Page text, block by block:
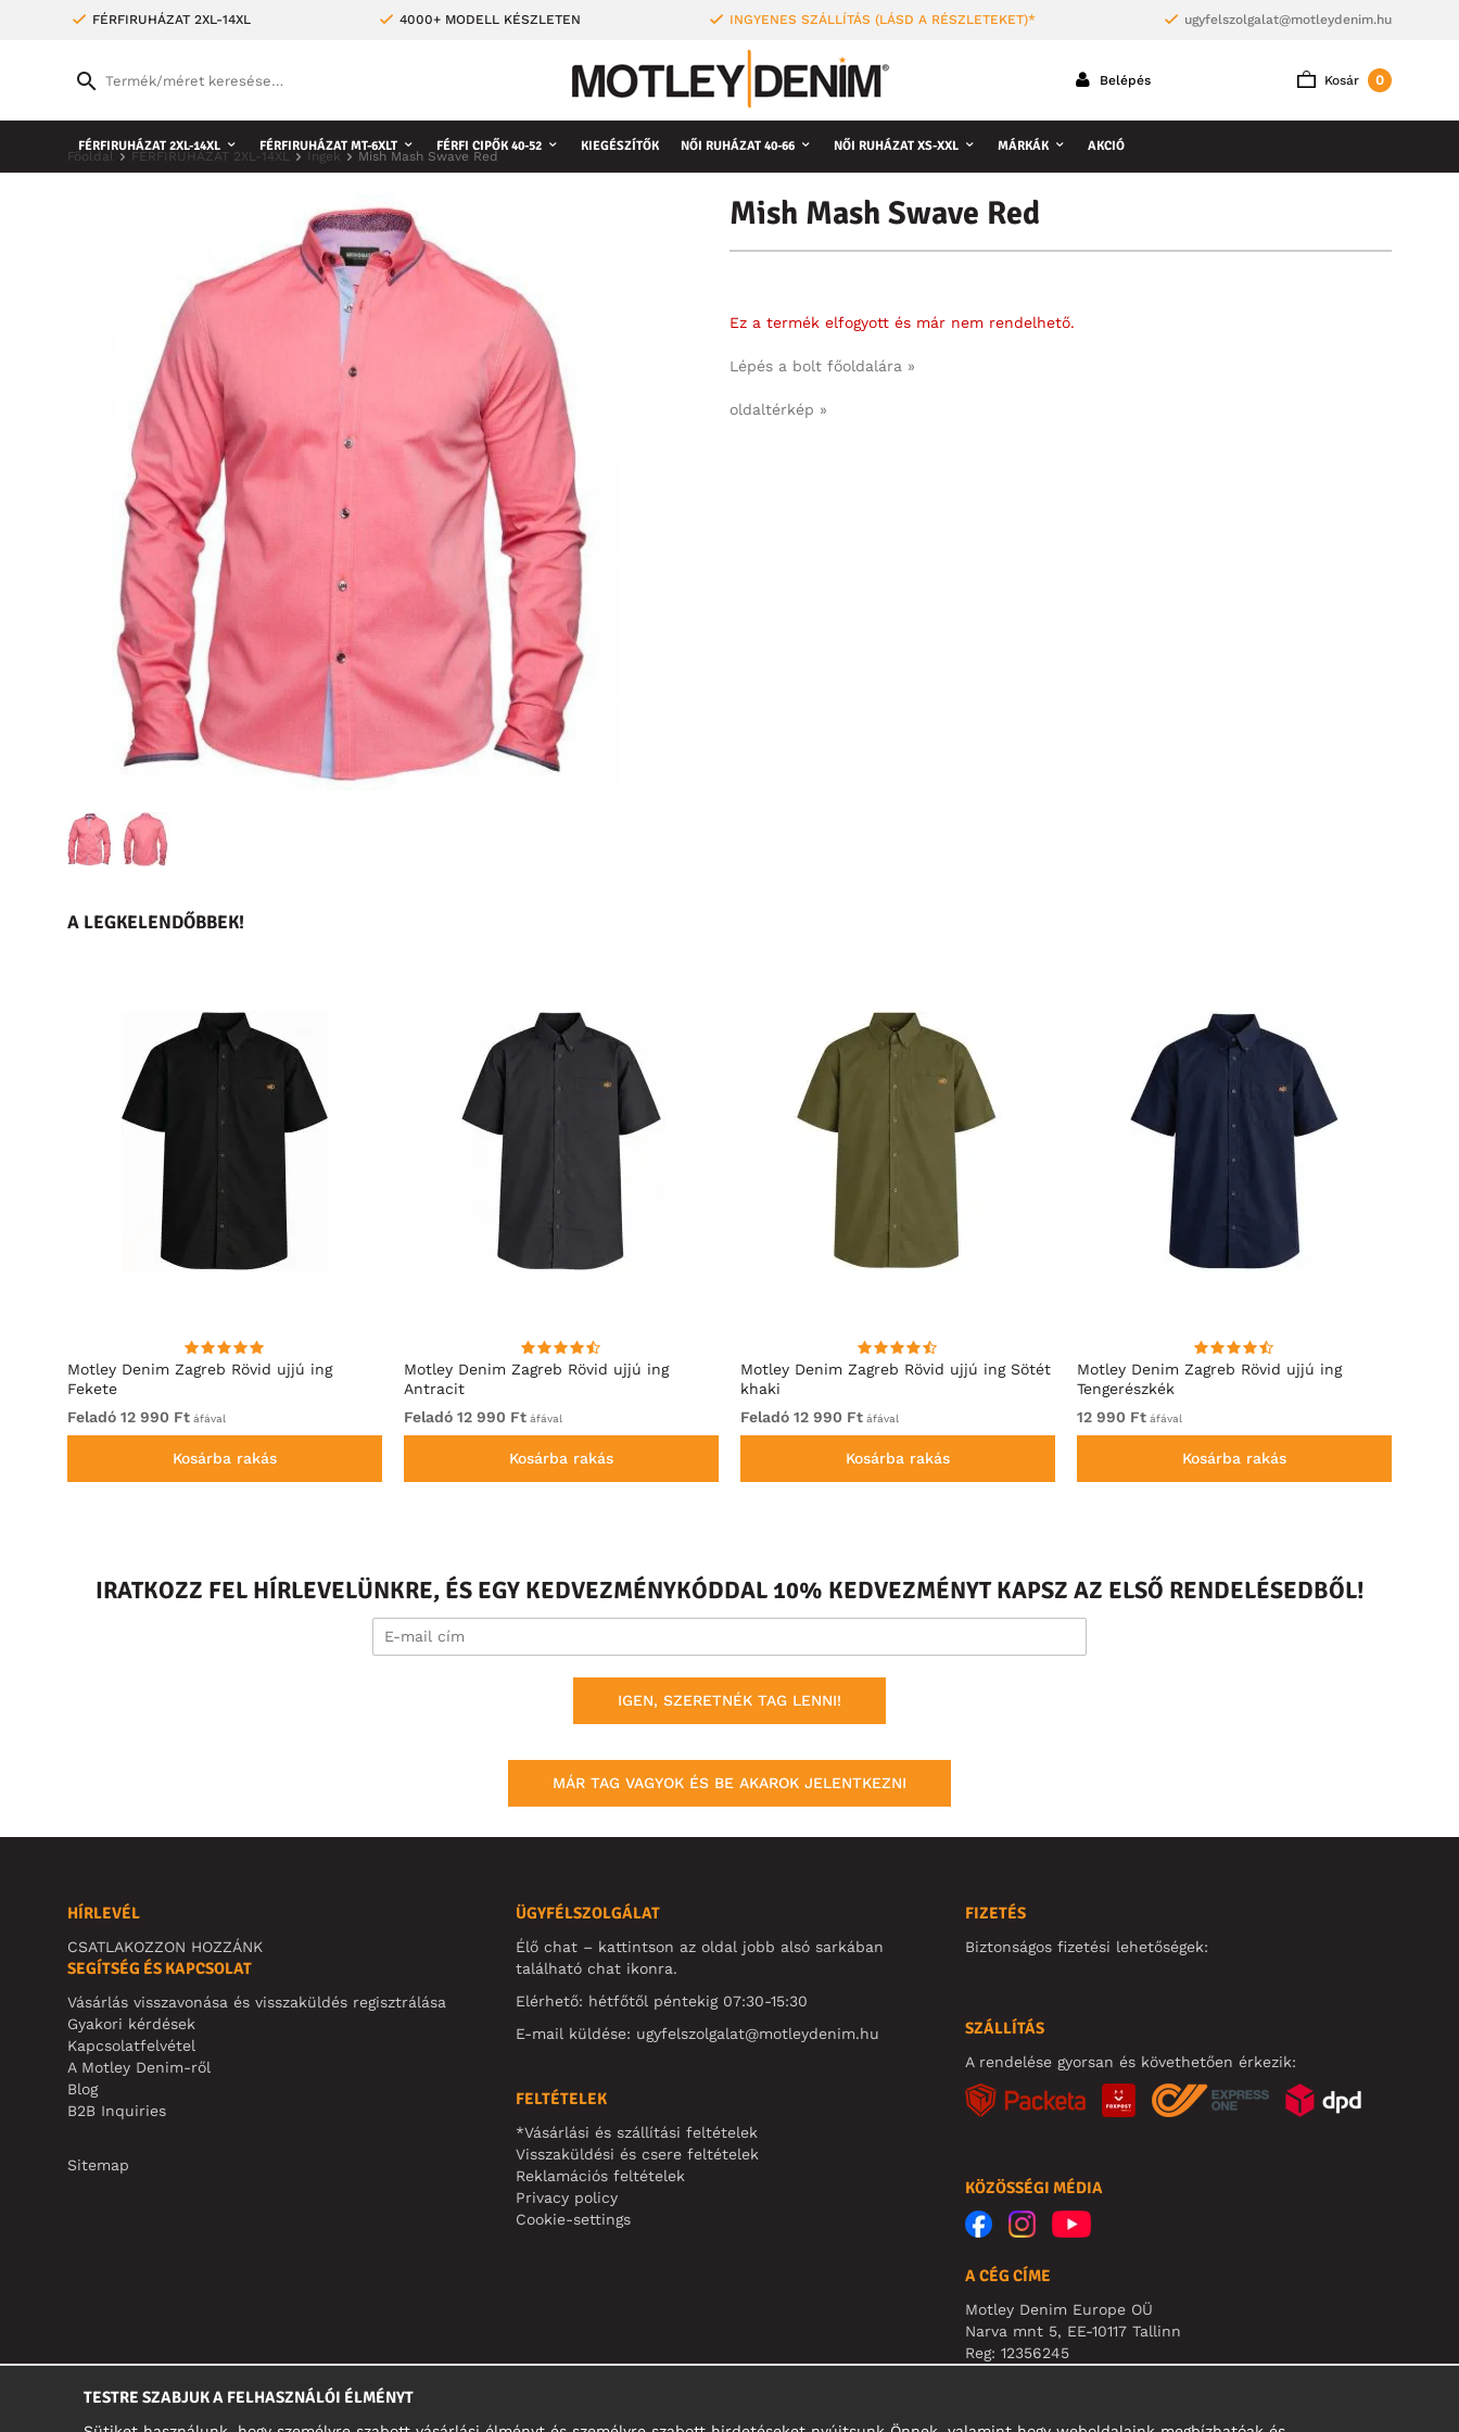
FÉRFIRUHÁZAT 2XL-14XL 4000+ MODELL KÉSZLETEN INGYENES SZÁLLÍTÁS (LÁSD A RÉSZLETEKET)* ugyfelszolgalat@motleydenim.hu
Kosár 0
Belépés
FÉRFIRUHÁZAT 2XL-14XL FÉRFIRUHÁZAT MT-6XLT FÉRFI CIPŐK 40-52 KIEGÉSZÍTŐK NŐI RUHÁZAT 40-66 NŐI RUHÁZAT XS-XXL MÁRKÁK AKCIÓ
Főoldal FÉRFIRUHÁZAT 2XL-14XL Ingek Mish Mash Swave Red
Mish Mash Swave Red
Ez a termék elfogyott és már nem rendelhető.
Lépés a bolt főoldalára »
oldaltérkép »
A LEGKELENDŐBBEK!
Motley Denim Zagreb Rövid ujjú ing
Fekete
Feladó 12 990 Ft áfával
Kosárba rakás
Motley Denim Zagreb Rövid ujjú ing
Antracit
Feladó 12 990 Ft áfával
Kosárba rakás
Motley Denim Zagreb Rövid ujjú ing Sötét
khaki
Feladó 12 990 Ft áfával
Kosárba rakás
Motley Denim Zagreb Rövid ujjú ing
Tengerészkék
12 990 Ft áfával
Kosárba rakás
IRATKOZZ FEL HÍRLEVELÜNKRE, ÉS EGY KEDVEZMÉNYKÓDDAL 10% KEDVEZMÉNYT KAPSZ AZ ELSŐ RENDELÉSEDBŐL!
IGEN, SZERETNÉK TAG LENNI!
MÁR TAG VAGYOK ÉS BE AKAROK JELENTKEZNI
HÍRLEVÉL
CSATLAKOZZON HOZZÁNK
SEGÍTSÉG ÉS KAPCSOLAT
Vásárlás visszavonása és visszaküldés regisztrálása
Gyakori kérdések
Kapcsolatfelvétel
A Motley Denim-ről
Blog
B2B Inquiries
Sitemap
ÜGYFÉLSZOLGÁLAT
Élő chat – kattintson az oldal jobb alsó sarkában
található chat ikonra.
Elérhető: hétfőtől péntekig 07:30-15:30
E-mail küldése: ugyfelszolgalat@motleydenim.hu
FELTÉTELEK
*Vásárlási és szállítási feltételek
Visszaküldési és csere feltételek
Reklamációs feltételek
Privacy policy
Cookie-settings
FIZETÉS
Biztonságos fizetési lehetőségek:
SZÁLLÍTÁS
A rendelése gyorsan és követhetően érkezik:
KÖZÖSSÉGI MÉDIA
A CÉG CÍME
Motley Denim Europe OÜ
Narva mnt 5, EE-10117 Tallinn
Reg: 12356245
TESTRE SZABJUK A FELHASZNÁLÓI ÉLMÉNYT